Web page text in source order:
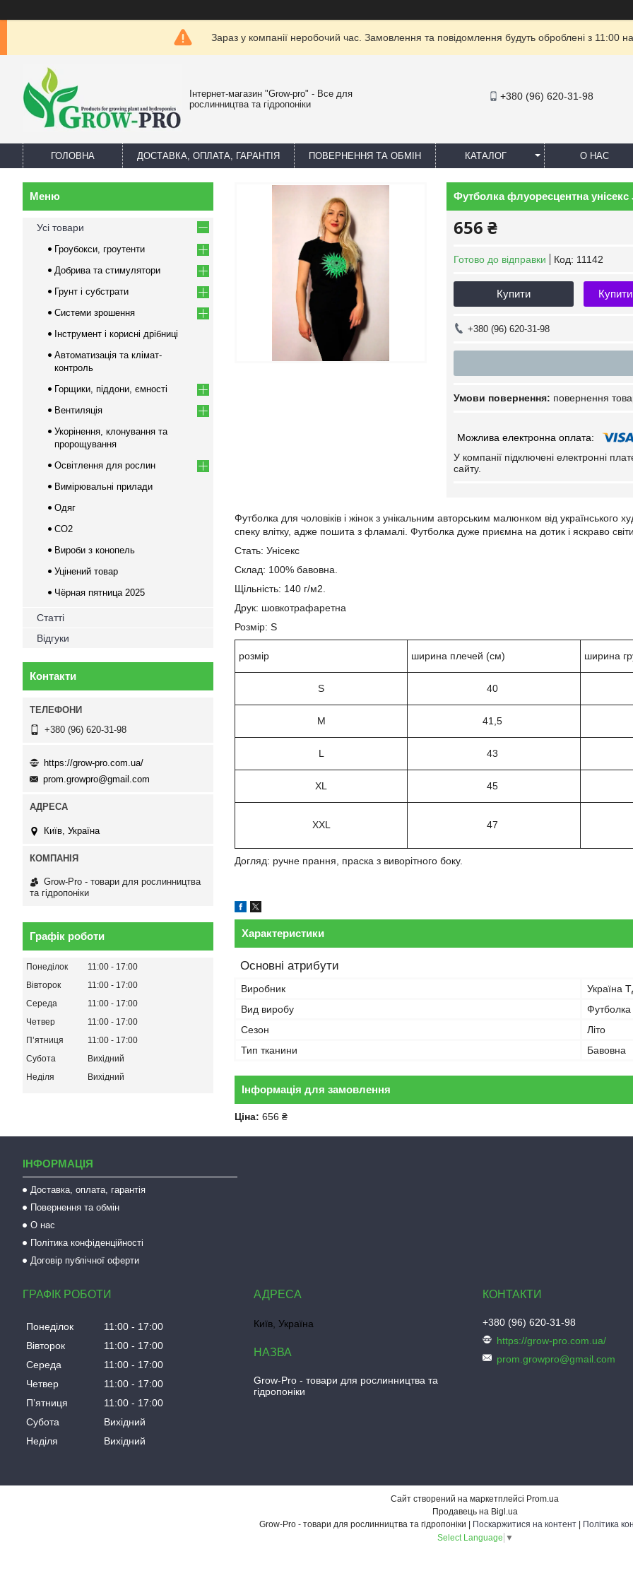
Зараз у компанії неробочий час. Замовлення та повідомлення будуть оброблені з 11:00
Інтернет-магазин "Grow-pro" - Все для
рослинництва та гідропоніки
+380 (96) 620-31-98
ГОЛОВНА ДОСТАВКА, ОПЛАТА, ГАРАНТІЯ ПОВЕРНЕННЯ ТА ОБМІН КАТАЛОГ О НАС
Футболка флуоресцентна
656 ₴
Готово до відправки Код: 11142
Купити
+380 (96) 620-31-98
повернення
У компанії підключені електронні
сайту.
Футболка для чоловіків і жінок з унікальним авторським малюнком від
спеку влітку, адже пошита з фламалі. Футболка дуже приємна на дотик і яскраво
Стать: Унісекс
Склад: 100% бавовна.
Щільність: 140 г/м2.
Друк: шовкотрафаретна
Розмір: S
розмір ширина плечей (см) ширина
S 40
M 41,5
L 43
XL 45
ХXL 47
Догляд: ручне прання, праска з виворітного боку.
Характеристики
Основні атрибути
Виробник
Україна
Вид виробу
Футболка
Сезон
Літо
Тип тканини
Бавовна
Інформація для замовлення
Ціна: 656 ₴
Усі товари
Гроубокси, гроутенти
Добрива та стимулятори
Грунт і субстрати
Системи зрошення
Інструмент і корисні дрібниці
Автоматизація та клімат-
контроль
Горщики, піддони, ємності
Вентиляція
Укорінення, клонування та
пророщування
Освітлення для рослин
Вимірювальні прилади
Одяг
CO2
Вироби з конопель
Уцінений товар
Чёрная пятница 2025
Статті
Відгуки
Контакти
+380 (96) 620-31-98
https://grow-pro.com.ua/
prom.growpro@gmail.com
Київ, Україна
Grow-Pro - товари для рослинництва
та гідропоніки
Графік роботи
Понеділок 11:00
17:00
Вівторок
11:00
17:00
Середа
11:00
17:00
Четвер
11:00
17:00
Пʼятниця
11:00
17:00
Субота
Вихідний
Неділя
Вихідний
ІНФОРМАЦІЯ
Доставка, оплата, гарантія
Повернення та обмін
О нас
Політика конфіденційності
Договір публічної оферти
ГРАФІК РОБОТИ
Понеділок 11:00
17:00
Вівторок
11:00
17:00
Середа
11:00
17:00
Четвер
11:00
17:00
Пʼятниця
11:00
17:00
Субота
Вихідний
Неділя
Вихідний
Київ, Україна
Grow-Pro - товари для рослинництва та
гідропоніки
+380 (96) 620-31-98
https://grow-pro.com.ua/
prom.growpro@gmail.com
Сайт створений на маркетплейсі Prom.ua
Продавець на Bigl.ua
Поскаржитися на контент
Політика
Select Language ▼